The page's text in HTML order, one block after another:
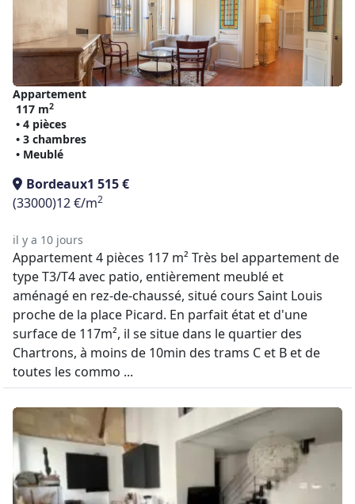
Appartement
117 m2
• 4 pièces
• 3 chambres
• Meublé
Bordeaux1 515 €
(33000)12 €/m2
il y a 10 jours
Appartement 4 pièces 117 m² Très bel appartement de
type T3/T4 avec patio, entièrement meublé et
aménagé en rez-de-chaussé, situé cours Saint Louis
proche de la place Picard. En parfait état et d'une
surface de 117m², il se situe dans le quartier des
Chartrons, à moins de 10min des trams C et B et de
toutes les commo ...